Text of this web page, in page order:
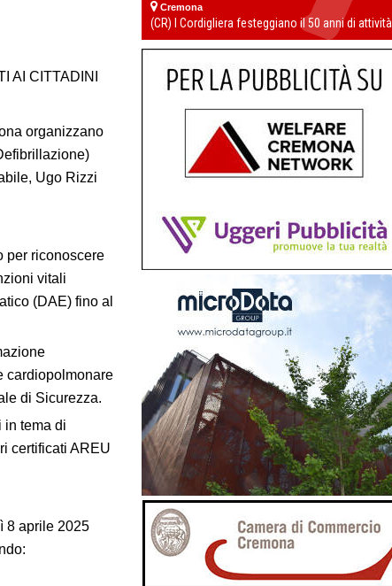
AI CITTADINI
organizzano
Ugo Rizzi
per riconoscere
vitali
(DAE) fino al
cardiopolmonare
di Sicurezza.
in tema di
certificati AREU
8 aprile 2025
Cremona
(CR) I Cordigliera festeggiano il 50 anni di attività